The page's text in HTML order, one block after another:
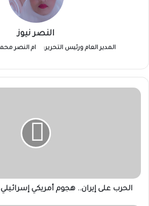
النصر نيوز
المدير العام ورئيس التحرير: ام النصر
الحرب
ترد
الحرب على إيران.. هجوم أمريكي